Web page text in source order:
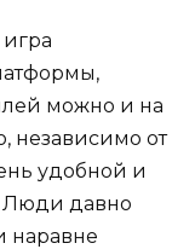
можно и на
независимо от
удобной и
Люди давно
наравне